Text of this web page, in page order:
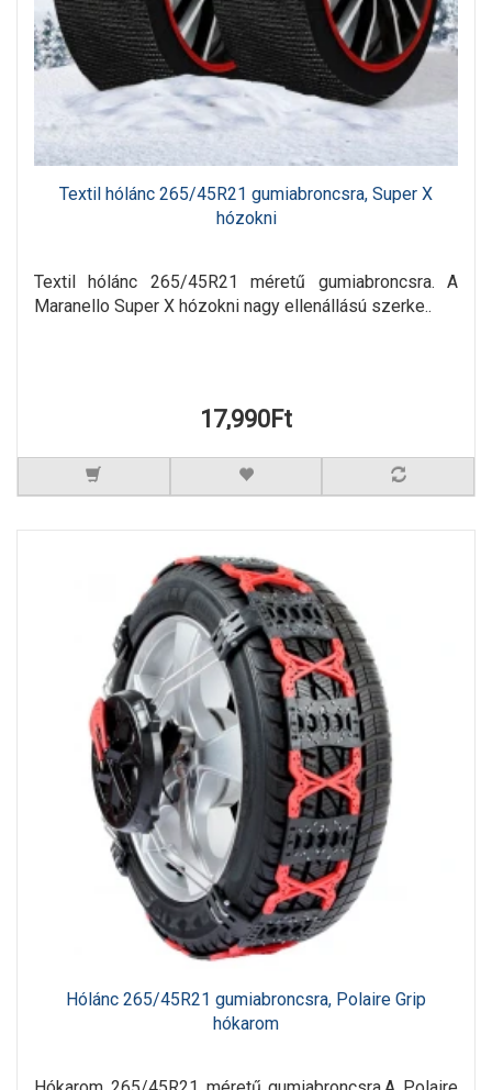
Textil hólánc 265/45R21 gumiabroncsra, Super X
hózokni
Textil hólánc 265/45R21 méretű gumiabroncsra. A
Maranello Super X hózokni nagy ellenállású szerke..
17,990Ft
Hólánc 265/45R21 gumiabroncsra, Polaire Grip
hókarom